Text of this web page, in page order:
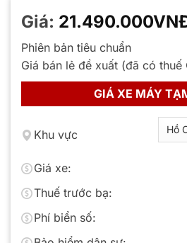
Phiên bản tiêu chuẩn
Giá bán lẻ đề xuất (đã có thuế
GIÁ XE MÁY
Khu vực
Giá xe:
Thuế trước bạ:
Phí biển số:
Giá: 21.490.000